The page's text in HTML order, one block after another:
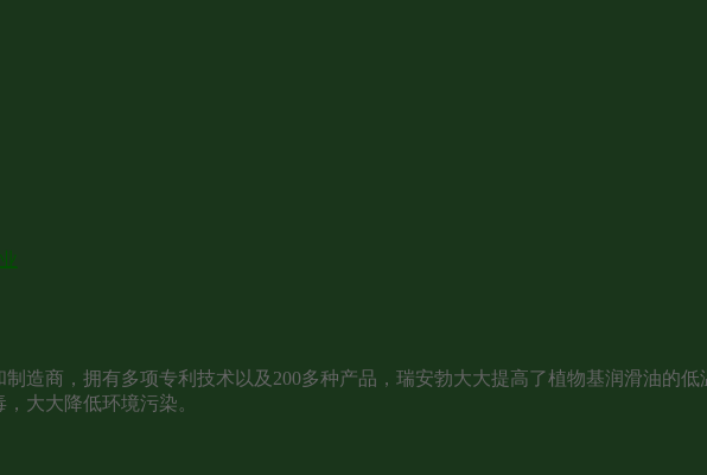
造商，拥有多项专利技术以及200多种产品，瑞安勃大大提高了植物基润滑油的
大大降低环境污染。